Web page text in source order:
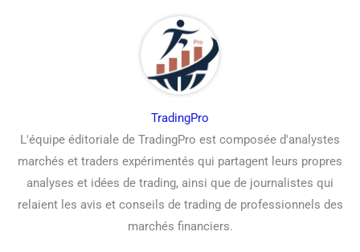
TradingPro
L'équipe éditoriale de TradingPro est composée d'analystes
marchés et traders expérimentés qui partagent leurs propres
analyses et idées de trading, ainsi que de journalistes qui
relaient les avis et conseils de trading de professionnels des
marchés financiers.